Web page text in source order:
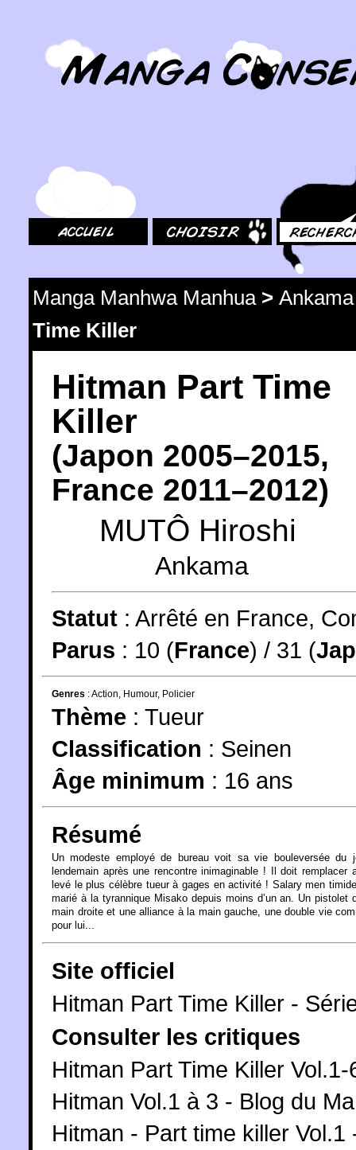
Manga Manhwa Manhua> Ankama
Time Killer
Hitman Part Time
Killer
(Japon 2005–2015,
France 2011–2012)
MUTÔ Hiroshi
Ankama
Statut : Arrêté en France,
Parus : 10 (France) / 31 (
Genres :Action Humour, Policier
Thème : Tueur
Classification : Seinen
Âge minimum : 16 ans
Résumé
Un modeste employé de bureau voit sa vie bouleversée du
lendemain après une rencontre inimaginable ! Il doit remplacer
levé le plus célèbre tueur à gages en activité ! Salary men
marié à la tyrannique Misako depuis moins d’un an. Un pistolet
main droite et une alliance à la main gauche, une double vie
pour lui...
Site officiel
Hitman Part Time Killer -
Consulter les critiques
Hitman Part Time Killer
Hitman Vol.1 à 3 - Blog du
Hitman - Part time killer